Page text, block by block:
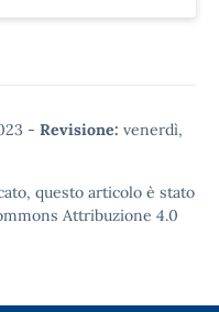
- Revisione: venerdì,
questo articolo è stato
Attribuzione 4.0